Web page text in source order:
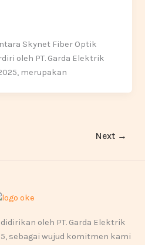
Skynet Fiber Optik
oleh PT. Garda Elektrik
merupakan
Next →
oleh PT. Garda Elektrik
sebagai wujud komitmen kami